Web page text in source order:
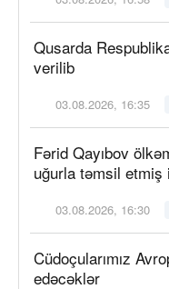
Qusarda
verilib
03.08.2026, 16:35
Fərid Qayıbov
uğurla təmsil etmiş
03.08.2026, 16:30
Cüdoçularımız
edəcəklər